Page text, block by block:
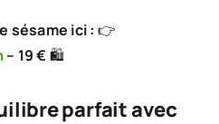
sésame ici : 👉
– 19 € 🛍️
parfait avec